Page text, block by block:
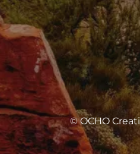
© OCHO